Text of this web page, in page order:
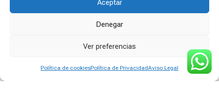
Aceptar
Denegar
Ver preferencias
Política de cookiesPolítica de PrivacidadAviso Legal